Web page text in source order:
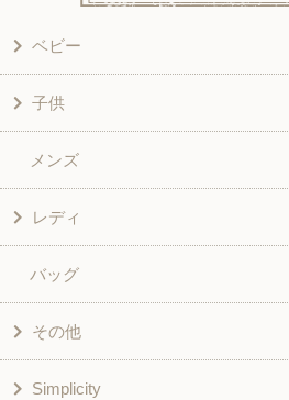
ベビー
洋服
和風衣類
グッズ
子供
ワンピース
シャツ・ブラウス
スカート・パンツ
和風衣類
入園入学グッズ
メンズ
レディ
シャツ・ブラウス
チュニック
ワンピース
バッグ
その他
学校家庭科教材用
Simplicity